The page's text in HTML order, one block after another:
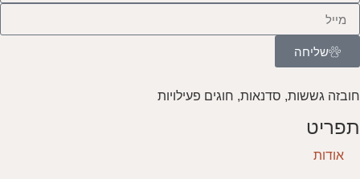
שליחה
חובזה גששות, סדנאות, חוגים פעילויות
תפריט
אודות